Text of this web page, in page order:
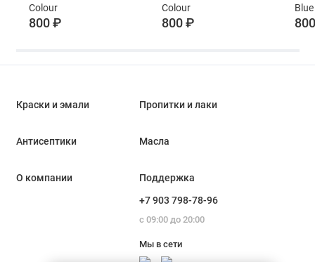
Colour
800 ₽
Colour
800 ₽
Blue
Краски и эмали Пропитки и лаки
Антисептики Масла
О компании
Поддержка
+7 903 798-78-96
с 09:00 до 20:00
Мы в сети